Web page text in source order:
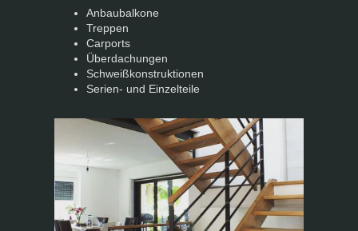
Anbaubalkone
Treppen
Carports
Überdachungen
Schweißkonstruktionen
Serien- und Einzelteile